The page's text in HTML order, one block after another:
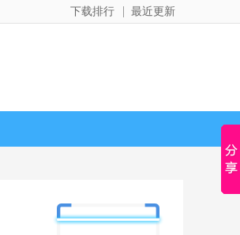
最近更新
下载排行